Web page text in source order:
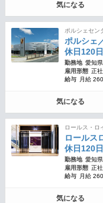
気になる
ポルシェセン
ポルシェ
休日120日
勤務地 愛知
雇用形態 正
給与
月給
気になる
ロールス・ロ
ロールス
休日120日
勤務地 愛知
雇用形態 正
給与
月給
気になる